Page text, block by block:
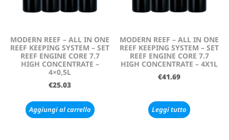
MODERN REEF – ALL IN ONE
REEF KEEPING SYSTEM – SET
REEF ENGINE CORE 7.7
HIGH CONCENTRATE –
4×0,5L
€25.03
Aggiungi al carrello
MODERN REEF – ALL IN ONE
REEF KEEPING SYSTEM – SET
REEF ENGINE CORE 7.7
HIGH CONCENTRATE – 4X1L
€41.69
Leggi tutto